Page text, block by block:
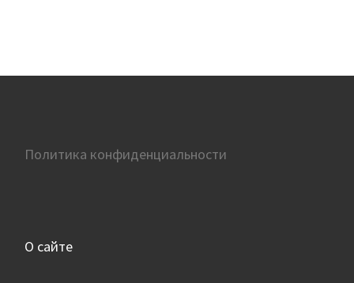
Политика конфиденциальности
О сайте